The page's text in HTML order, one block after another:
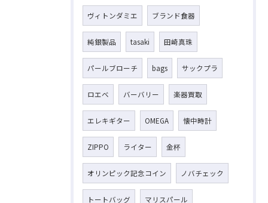
ヴィトンダミエ ブランド食器
純銀製品 tasaki 田崎真珠
パールブローチ bags サックプラ
ロエベ バーバリー 楽器買取
エレキギター OMEGA 懐中時計
ZIPPO ライター 金杯
オリンピック記念コイン ノバチェック
トートバッグ マリスパール